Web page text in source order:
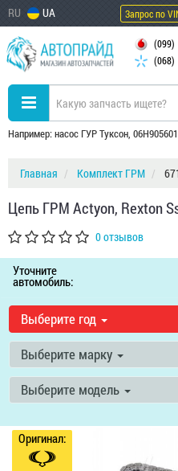
RU UA Запрос по
(099)
(068)
Например: насос ГУР Туксон,
Главная Комплект ГРМ
Цепь ГРМ Actyon, Rexton
0 отзывов
Уточните
автомобиль:
Выберите год
Выберите марку
Выберите модель
Оригинал: